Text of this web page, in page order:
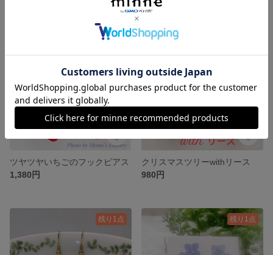
残り1点
ツヤツヤいちごのフックピアス
1,380円
クリスマスツリーwithリース
980円
残り1点 残り1点